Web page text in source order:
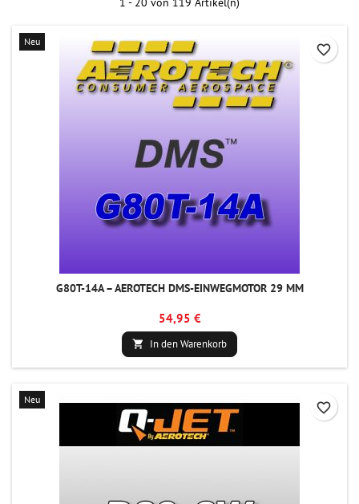
Neu
G80T-14A – AEROTECH DMS-EINWEGMOTOR 29 MM
54,95 €
 In den Warenkorb
favorite_border
Neu
favorite_border